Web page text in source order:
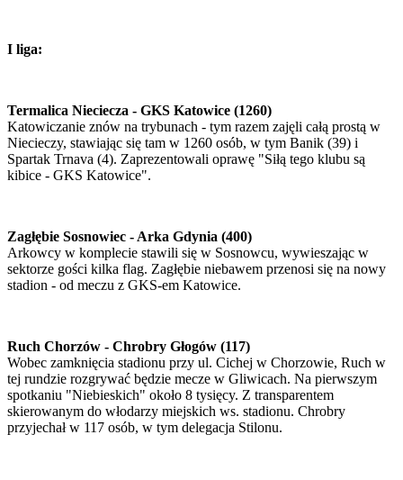
I liga:
Termalica Nieciecza - GKS Katowice (1260)
Katowiczanie znów na trybunach - tym razem zajęli całą prostą w
Niecieczy, stawiając się tam w 1260 osób, w tym Banik (39) i
Spartak Trnava (4). Zaprezentowali oprawę "Siłą tego klubu są
kibice - GKS Katowice".
Zagłębie Sosnowiec - Arka Gdynia (400)
Arkowcy w komplecie stawili się w Sosnowcu, wywieszając w
sektorze gości kilka flag. Zagłębie niebawem przenosi się na nowy
stadion - od meczu z GKS-em Katowice.
Ruch Chorzów - Chrobry Głogów (117)
Wobec zamknięcia stadionu przy ul. Cichej w Chorzowie, Ruch w
tej rundzie rozgrywać będzie mecze w Gliwicach. Na pierwszym
spotkaniu "Niebieskich" około 8 tysięcy. Z transparentem
skierowanym do włodarzy miejskich ws. stadionu. Chrobry
przyjechał w 117 osób, w tym delegacja Stilonu.